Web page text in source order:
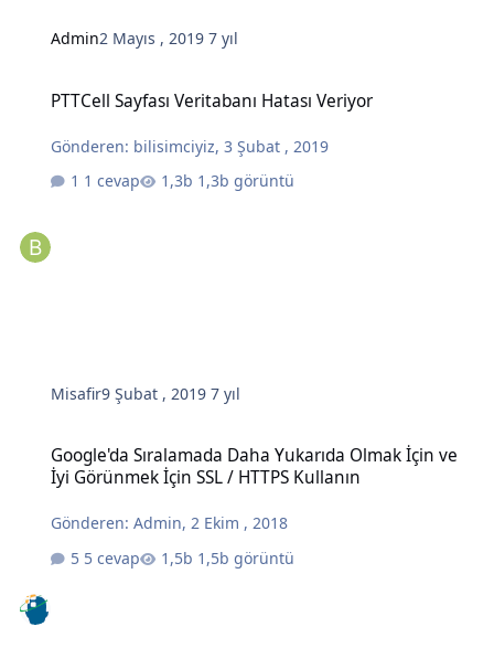
Admin2 Mayıs , 20197 yıl
PTTCell Sayfası Veritabanı Hatası Veriyor
Gönderen: bilisimciyiz,3 Şubat , 2019
1 cevap
1,3b görüntü
Misafir9 Şubat , 20197 yıl
Google'da Sıralamada Daha Yukarıda Olmak İçin ve
İyi Görünmek İçin SSL / HTTPS Kullanın
Gönderen:Admin,2 Ekim , 2018
5 cevap
1,5b görüntü